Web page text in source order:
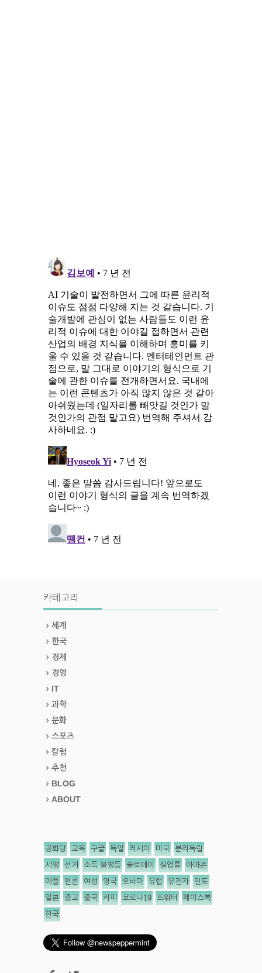
카테고리
세계
한국
경제
경영
IT
과학
문화
스포츠
칼럼
추천
BLOG
ABOUT
공화당 교육 구글 독일 러시아 미국 분리독립
서평 선거 소득 불평등 슬로데이 실업률 아마존
애플 언론 여성 영국 오바마 유럽 유전자 인도
일본 종교 중국 커피 코로나19 트위터 페이스북
한국